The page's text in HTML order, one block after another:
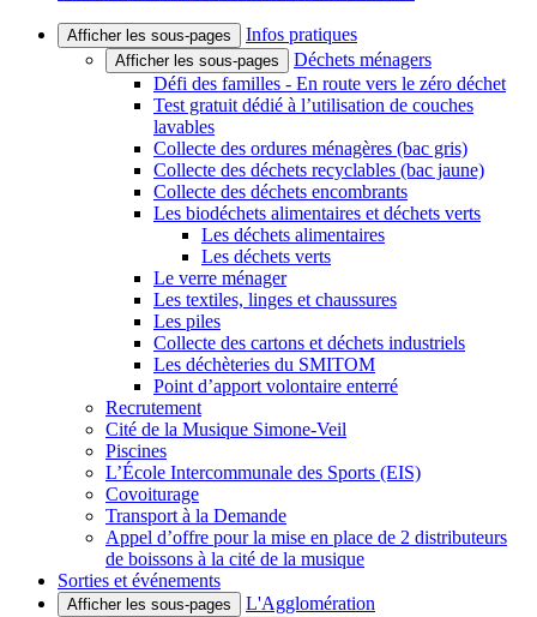
Afficher les sous-pages Infos pratiques
Afficher les sous-pages
Déchets ménagers
Défi des familles - En route vers le zéro déchet
Test gratuit dédié à l’utilisation de couches
lavables
Collecte des ordures ménagères (bac gris)
Collecte des déchets recyclables (bac jaune)
Collecte des déchets encombrants
Les biodéchets alimentaires et déchets verts
Les déchets alimentaires
Les déchets verts
Le verre ménager
Les textiles, linges et chaussures
Les piles
Collecte des cartons et déchets industriels
Les déchèteries du SMITOM
Point d’apport volontaire enterré
Recrutement
Cité de la Musique Simone-Veil
Piscines
L’École Intercommunale des Sports (EIS)
Covoiturage
Transport à la Demande
Appel d’offre pour la mise en place de 2 distributeurs
de boissons à la cité de la musique
Sorties et événements
Afficher les sous-pages L'Agglomération